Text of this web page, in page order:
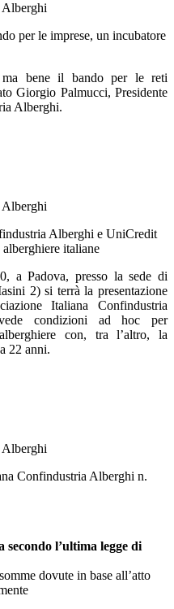
Alberghi
per le imprese, un incubatore
bene il bando per le reti
Giorgio Palmucci, Presidente
Alberghi.
Alberghi
Alberghi e UniCredit
italiane
a Padova, presso la sede di
2) si terrà la presentazione
Italiana Confindustria
condizioni ad hoc per
con, tra l’altro, la
22 anni.
Alberghi
Confindustria Alberghi n.
l’ultima legge di
dovute in base all’atto